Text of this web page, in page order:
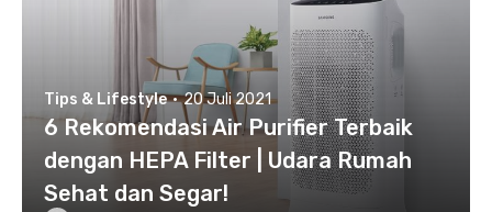
Tips & Lifestyle · 20 Juli 2021
6 Rekomendasi Air Purifier Terbaik
dengan HEPA Filter | Udara Rumah
Sehat dan Segar!